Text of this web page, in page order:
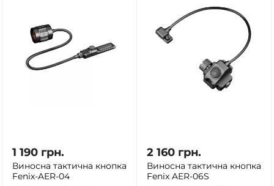
1 190 грн.
Виносна тактична кнопка
Fenix-AER-04
2 160 грн.
Виносна тактична кнопка
Fenix AER-06S